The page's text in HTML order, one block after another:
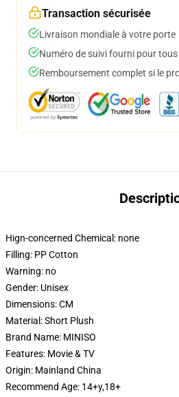
Transaction sécurisée
Livraison mondiale à votre porte
Numéro de suivi fourni pour tous
Remboursement complet si le
Hign-concerned Chemical: none
Filling: PP Cotton
Warning: no
Gender: Unisex
Dimensions:CM
Material:Short Plush
Brand Name: MINISO
Features: Movie & TV
Origin: Mainland China
Recommend Age: 14+y,18+